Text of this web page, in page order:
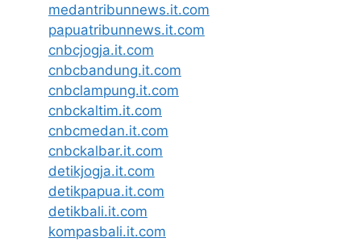
medantribunnews.it.com
papuatribunnews.it.com
cnbcjogja.it.com
cnbcbandung.it.com
cnbclampung.it.com
cnbckaltim.it.com
cnbcmedan.it.com
cnbckalbar.it.com
detikjogja.it.com
detikpapua.it.com
detikbali.it.com
kompasbali.it.com